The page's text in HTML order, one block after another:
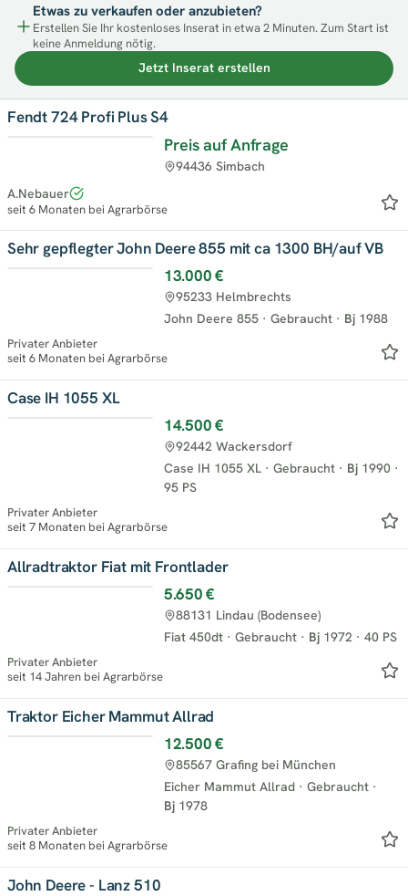
Etwas zu verkaufen oder anzubieten?
Erstellen Sie Ihr kostenloses Inserat in etwa 2 Minuten. Zum Start ist
keine Anmeldung nötig.
Jetzt Inserat erstellen
Fendt 724 Profi Plus S4
Preis auf Anfrage
94436 Simbach
A.Nebauer
seit 6 Monaten bei Agrarbörse
Sehr gepflegter John Deere 855 mit ca 1300 BH/auf VB
13.000 €
John Deere 855 · Gebraucht · Bj 1988
95233 Helmbrechts
Privater Anbieter
seit 6 Monaten bei Agrarbörse
Case IH 1055 XL
14.500 €
Case IH 1055 XL · Gebraucht · Bj 1990 ·
95 PS
92442 Wackersdorf
Privater Anbieter
seit 7 Monaten bei Agrarbörse
Allradtraktor Fiat mit Frontlader
5.650 €
Fiat 450dt · Gebraucht · Bj 1972 ·40 PS
88131 Lindau (Bodensee)
Privater Anbieter
seit 14 Jahren bei Agrarbörse
Traktor Eicher Mammut Allrad
12.500 €
Eicher Mammut Allrad · Gebraucht ·
Bj 1978
85567 Grafing bei München
Privater Anbieter
seit 8 Monaten bei Agrarbörse
John Deere - Lanz 510